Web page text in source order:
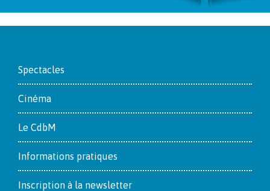
Footer
Spectacles
Cinéma
Le CdbM
Informations pratiques
Inscription à la newsletter